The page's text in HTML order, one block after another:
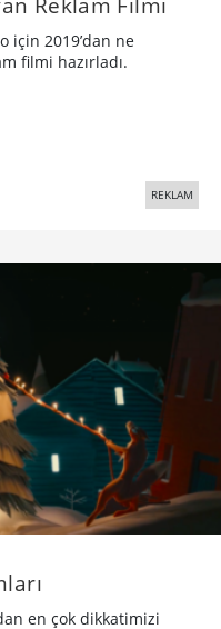
için 2019’dan ne
filmi hazırladı.
REKLAM
en çok dikkatimizi